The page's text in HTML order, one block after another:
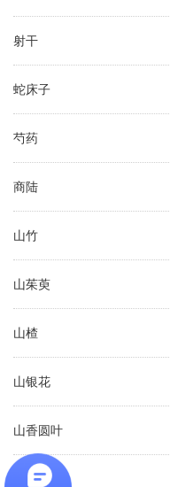
射干
蛇床子
芍药
商陆
山竹
山茱萸
山楂
山银花
山香圆叶
桑根